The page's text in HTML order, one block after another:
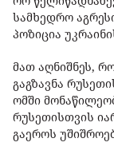
სამხედრო
პოზიცია
მათ აღნიშნეს,
გაგზავნა
ომში
რუსეთისთვის
გაეროს